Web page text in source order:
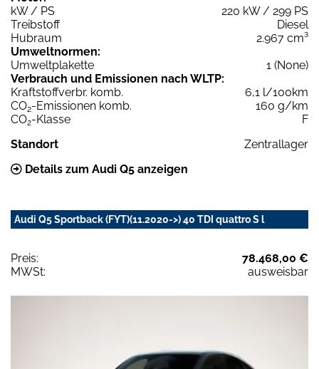
kW / PS
220 kW / 299 PS
Treibstoff
Diesel
Hubraum
2.967 cm³
Umweltnormen:
Umweltplakette
1 (None)
Verbrauch und Emissionen nach WLTP:
Kraftstoffverbr. komb.
6,1 l/100km
CO2-Emissionen komb.
160 g/km
CO2-Klasse
F
Standort
Zentrallager
Details zum Audi Q5 anzeigen
Audi Q5 Sportback (FYT)(11.2020->) 40 TDI quattro S l
Preis:
78.468,00 €
MWSt:
ausweisbar